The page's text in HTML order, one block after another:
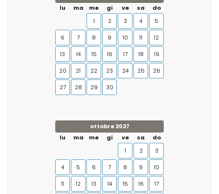
lu
ma me gi ve sa
do
1
2 3 4 5
6 7 8 9 10 11 12
13 14 15 16 17 18 19
20 21 22 23 24 25 26
27 28 29 30
ottobre 2027
lu
ma me gi ve sa
do
1
2 3
4 5 6 7 8 9 10
11 12 13 14 15 16 17